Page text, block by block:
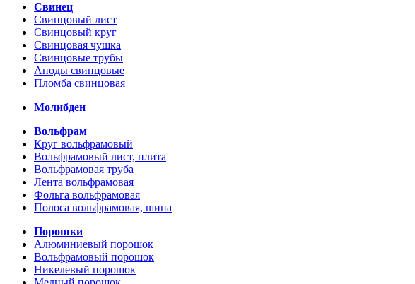
Свинец
Свинцовый лист
Свинцовый круг
Свинцовая чушка
Свинцовые трубы
Аноды свинцовые
Пломба свинцовая
Молибден
Вольфрам
Круг вольфрамовый
Вольфрамовый лист, плита
Вольфрамовая труба
Лента вольфрамовая
Фольга вольфрамовая
Полоса вольфрамовая, шина
Порошки
Алюминиевый порошок
Вольфрамовый порошок
Никелевый порошок